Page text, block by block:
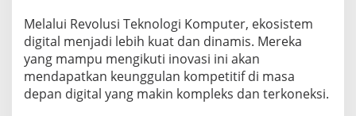
Melalui Revolusi Teknologi Komputer, ekosistem
digital menjadi lebih kuat dan dinamis. Mereka
yang mampu mengikuti inovasi ini akan
mendapatkan keunggulan kompetitif di masa
depan digital yang makin kompleks dan terkoneksi.